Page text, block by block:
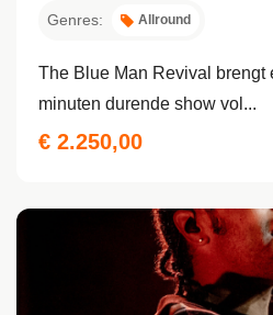
Genres: Allround
The Blue Man Revival brengt
minuten durende show vol...
€ 2.250,00